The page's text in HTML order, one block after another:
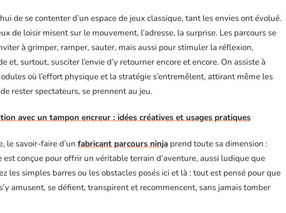
de se contenter d’un espace de jeux classique, tant les envies ont évolué.
de loisir misent sur le mouvement, l’adresse, la surprise. Les parcours se
à grimper, ramper, sauter, mais aussi pour stimuler la réflexion,
et, surtout, susciter l’envie d’y retourner encore et encore. On assiste à
où l’effort physique et la stratégie s’entremêlent, attirant même les
rester spectateurs, se prennent au jeu.
avec un tampon encreur : idées créatives et usages pratiques
le savoir-faire d’un fabricant parcours ninja prend toute sa dimension :
est conçue pour offrir un véritable terrain d’aventure, aussi ludique que
les simples barres ou les obstacles posés ici et là : tout est pensé pour que
amusent, se défient, transpirent et recommencent, sans jamais tomber